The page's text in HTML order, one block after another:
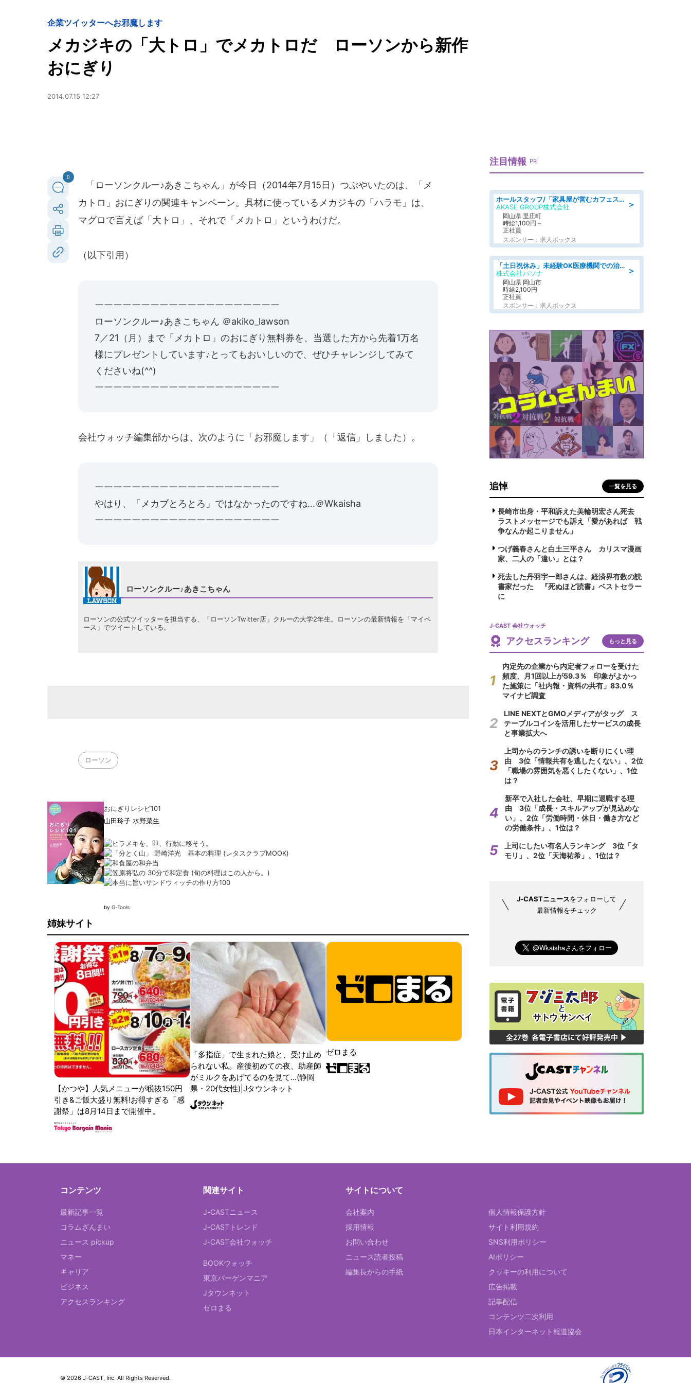
企業ツイッターへお邪魔します
メカジキの「大トロ」でメカトロだ ローソンから新作
おにぎり
2014.07.15 12:27
0
「ローソンクルー♪あきこちゃん」が今日（2014年7月15日）つぶやいたのは、「メ
カトロ」おにぎりの関連キャンペーン。具材に使っているメカジキの「ハラモ」は、
マグロで言えば「大トロ」、それで「メカトロ」というわけだ。
（以下引用）
ーーーーーーーーーーーーーーーーーーーー
ローソンクルー♪あきこちゃん ‏＠akiko_lawson
7／21（月）まで「 メカトロ 」のおにぎり無料券を、当選した方から先着1万名
様にプレゼントしています♪とってもおいしいので、ぜひチャレンジしてみて
くださいね(^^)
ーーーーーーーーーーーーーーーーーーーー
会社ウォッチ編集部からは、次のように「お邪魔します」（「返信」しました）。
ーーーーーーーーーーーーーーーーーーーー
やはり、「メカブとろとろ」ではなかったのですね…＠Wkaisha
ーーーーーーーーーーーーーーーーーーーー
ローソンクルー♪あきこちゃん
ローソンの公式ツイッターを担当する、「ローソンTwitter店」クルーの大学2年生。ローソンの最新情報を「マイペ
ース」でツイートしている。
ローソン
おにぎりレシピ101
山田玲子 水野菜生
by G-Tools
姉妹サイト
【かつや】人気メニューが税抜150円
引き&ご飯大盛り無料!お得すぎる「感
謝祭」は8月14日まで開催中。
「多指症」で生まれた娘と、受け止め
られない私。産後初めての夜、助産師
がミルクをあげてるのを見て...(静岡
県・20代女性)|Jタウンネット
ゼロまる
注目情報 PR
＞
ホールスタッフ/「家具屋が営むカフェスタッフ!」週2日～OK!嬉しいまかない付き/岡山県/浅口郡里庄町
AKASE GROUP株式会社
岡山県 里庄町
時給1,100円～
正社員
スポンサー：求人ボックス
＞
「土日祝休み」未経験OK医療機関での治験コーディネーターのお仕事
株式会社パソナ
岡山県 岡山市
時給2,100円
正社員
スポンサー：求人ボックス
追悼 一覧を見る
長崎市出身・平和訴えた美輪明宏さん死去
ラストメッセージでも訴え「愛があれば 戦
争なんか起こりません」
つげ義春さんと白土三平さん カリスマ漫画
家、二人の「違い」とは？
死去した丹羽宇一郎さんは、経済界有数の読
書家だった 『死ぬほど読書』ベストセラー
に
J-CAST 会社ウォッチ
アクセスランキング もっと見る
内定先の企業から内定者フォローを受けた
頻度、月1回以上が59.3％ 印象がよかっ
た施策に「社内報・資料の共有」83.0％
マイナビ調査
LINE NEXTとGMOメディアがタッグ ス
テーブルコインを活用したサービスの成長
と事業拡大へ
上司からのランチの誘いを断りにくい理
由 3位「情報共有を逃したくない」、2位
「職場の雰囲気を悪くしたくない」、1位
は？
新卒で入社した会社、早期に退職する理
由 3位「成長・スキルアップが見込めな
い」、2位「労働時間・休日・働き方など
の労働条件」、1位は？
上司にしたい有名人ランキング 3位「タ
モリ」、2位「天海祐希」、1位は？
J-CASTニュースをフォローして
最新情報をチェック
コンテンツ
最新記事一覧
コラムざんまい
ニュース pickup
マネー
キャリア
ビジネス
アクセスランキング
関連サイト
J-CASTニュース
J-CASTトレンド
J-CAST会社ウォッチ
BOOKウォッチ
東京バーゲンマニア
Jタウンネット
ゼロまる
サイトについて
会社案内
採用情報
お問い合わせ
ニュース読者投稿
編集長からの手紙
個人情報保護方針
サイト利用規約
SNS利用ポリシー
AIポリシー
クッキーの利用について
広告掲載
記事配信
コンテンツ二次利用
日本インターネット報道協会
© 2026 J-CAST, Inc. All Rights Reserved.